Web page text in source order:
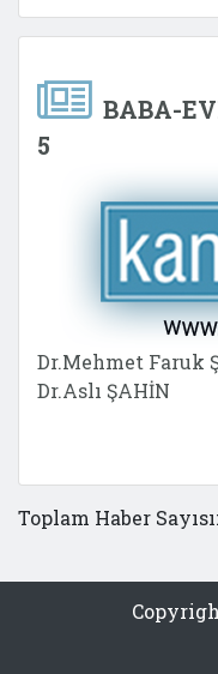
BABA-
5
Dr.Mehmet Faruk
Dr.Aslı ŞAHİN
Toplam Haber